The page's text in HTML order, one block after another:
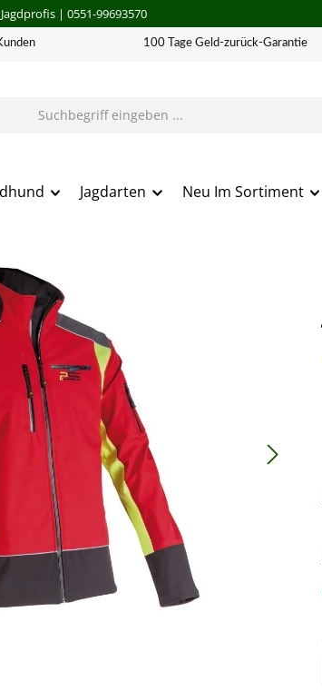
| 0551-99693570
100 Tage Geld-zurück-Garantie
Jagdarten Neu Im Sortiment